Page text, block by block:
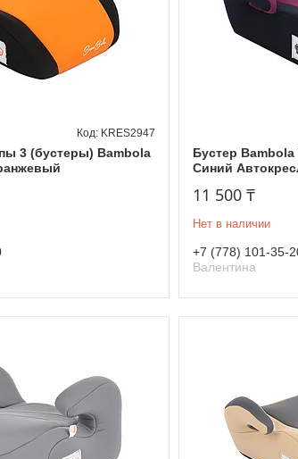
3 (бустеры) Bambola
KRES2947
Бустер
Синий
11 500 ₸
Нет в наличии
+7 (778) 101-35-
Валентина